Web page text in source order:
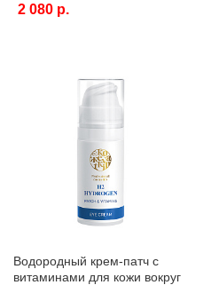
2 080 р.
Водородный крем-патч с
витаминами для кожи вокруг